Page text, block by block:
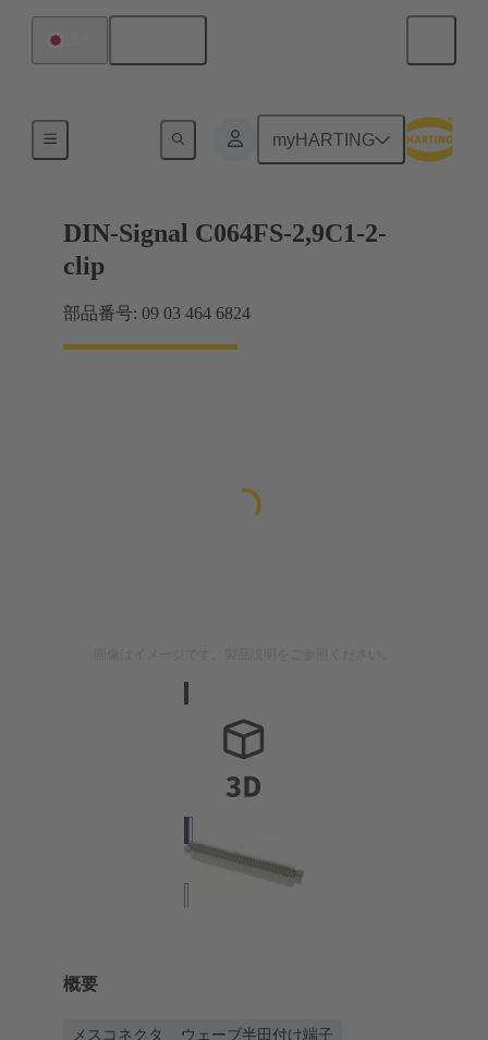
myHARTING
マザーボード ツー ドーターカード接続
DIN-Signal C064FS-2,9C1-2-
clip
部品番号: 09 03 464 6824
概要
メスコネクタ
ウェーブ半田付け端子